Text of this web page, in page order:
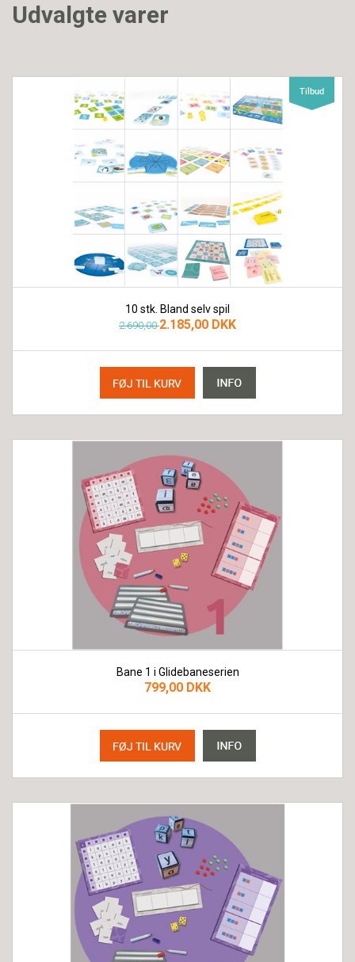
Udvalgte varer
10 stk. Bland selv spil
2.690,002.185,00 DKK
Bane 1 i Glidebaneserien
799,00 DKK